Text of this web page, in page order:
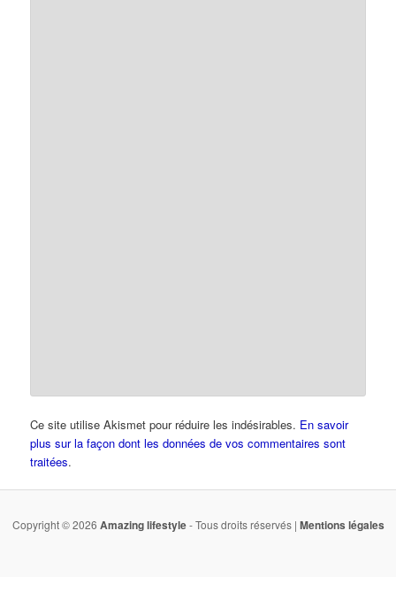
Ce site utilise Akismet pour réduire les indésirables. En savoir
plus sur la façon dont les données de vos commentaires sont
traitées.
Copyright © 2026 Amazing lifestyle- Tous droits réservés | Mentions légales